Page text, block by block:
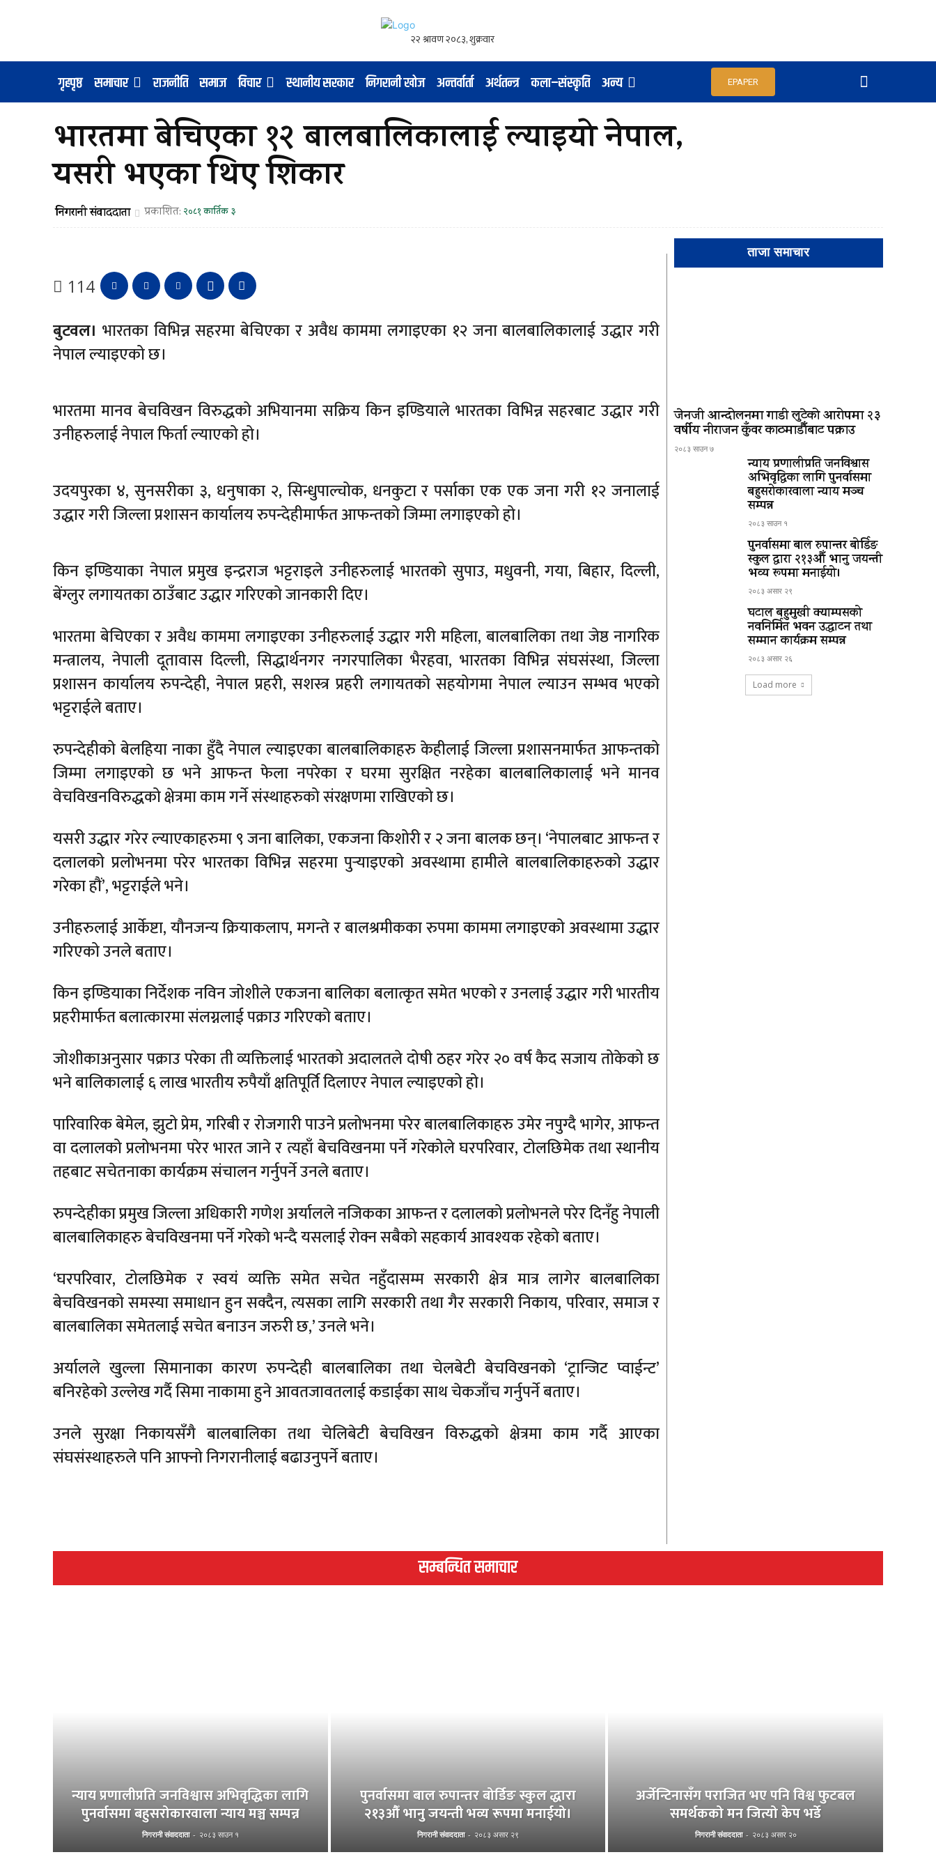
गृहपृष्ठ समाचार राजनीति समाज विचार स्थानीय सरकार निगरानी खोज अन्तर्वार्ता अर्थतन्त्र कला–संस्कृति अन्य EPAPER
भारतमा बेचिएका १२ बालबालिकालाई ल्याइयो नेपाल,
यसरी भएका थिए शिकार
निगरानी संवाददाता प्रकाशित: २०८१ कार्तिक ३
114
बुटवल। भारतका विभिन्न सहरमा बेचिएका र अवैध काममा लगाइएका १२ जना बालबालिकालाई उद्धार गरी
नेपाल ल्याइएको छ।
भारतमा मानव बेचविखन विरुद्धको अभियानमा सक्रिय किन इण्डियाले भारतका विभिन्न सहरबाट उद्धार गरी
उनीहरुलाई नेपाल फिर्ता ल्याएको हो।
उदयपुरका ४, सुनसरीका ३, धनुषाका २, सिन्धुपाल्चोक, धनकुटा र पर्साका एक एक जना गरी १२ जनालाई
उद्धार गरी जिल्ला प्रशासन कार्यालय रुपन्देहीमार्फत आफन्तको जिम्मा लगाइएको हो।
किन इण्डियाका नेपाल प्रमुख इन्द्रराज भट्टराइले उनीहरुलाई भारतको सुपाउ, मधुवनी, गया, बिहार, दिल्ली,
बेंग्लुर लगायतका ठाउँबाट उद्धार गरिएको जानकारी दिए।
भारतमा बेचिएका र अवैध काममा लगाइएका उनीहरुलाई उद्धार गरी महिला, बालबालिका तथा जेष्ठ नागरिक
मन्त्रालय, नेपाली दूतावास दिल्ली, सिद्धार्थनगर नगरपालिका भैरहवा, भारतका विभिन्न संघसंस्था, जिल्ला
प्रशासन कार्यालय रुपन्देही, नेपाल प्रहरी, सशस्त्र प्रहरी लगायतको सहयोगमा नेपाल ल्याउन सम्भव भएको
भट्टराईले बताए।
रुपन्देहीको बेलहिया नाका हुँदै नेपाल ल्याइएका बालबालिकाहरु केहीलाई जिल्ला प्रशासनमार्फत आफन्तको
जिम्मा लगाइएको छ भने आफन्त फेला नपरेका र घरमा सुरक्षित नरहेका बालबालिकालाई भने मानव
वेचविखनविरुद्धको क्षेत्रमा काम गर्ने संस्थाहरुको संरक्षणमा राखिएको छ।
यसरी उद्धार गरेर ल्याएकाहरुमा ९ जना बालिका, एकजना किशोरी र २ जना बालक छन्। ‘नेपालबाट आफन्त र
दलालको प्रलोभनमा परेर भारतका विभिन्न सहरमा पुर्‍याइएको अवस्थामा हामीले बालबालिकाहरुको उद्धार
गरेका हौं’, भट्टराईले भने।
उनीहरुलाई आर्केष्टा, यौनजन्य क्रियाकलाप, मगन्ते र बालश्रमीकका रुपमा काममा लगाइएको अवस्थामा उद्धार
गरिएको उनले बताए।
किन इण्डियाका निर्देशक नविन जोशीले एकजना बालिका बलात्कृत समेत भएको र उनलाई उद्धार गरी भारतीय
प्रहरीमार्फत बलात्कारमा संलग्नलाई पक्राउ गरिएको बताए।
जोशीकाअनुसार पक्राउ परेका ती व्यक्तिलाई भारतको अदालतले दोषी ठहर गरेर २० वर्ष कैद सजाय तोकेको छ
भने बालिकालाई ६ लाख भारतीय रुपैयाँ क्षतिपूर्ति दिलाएर नेपाल ल्याइएको हो।
पारिवारिक बेमेल, झुटो प्रेम, गरिबी र रोजगारी पाउने प्रलोभनमा परेर बालबालिकाहरु उमेर नपुग्दै भागेर, आफन्त
वा दलालको प्रलोभनमा परेर भारत जाने र त्यहाँ बेचविखनमा पर्ने गरेकोले घरपरिवार, टोलछिमेक तथा स्थानीय
तहबाट सचेतनाका कार्यक्रम संचालन गर्नुपर्ने उनले बताए।
रुपन्देहीका प्रमुख जिल्ला अधिकारी गणेश अर्यालले नजिकका आफन्त र दलालको प्रलोभनले परेर दिनँहु नेपाली
बालबालिकाहरु बेचविखनमा पर्ने गरेको भन्दै यसलाई रोक्न सबैको सहकार्य आवश्यक रहेको बताए।
‘घरपरिवार, टोलछिमेक र स्वयं व्यक्ति समेत सचेत नहुँदासम्म सरकारी क्षेत्र मात्र लागेर बालबालिका
बेचविखनको समस्या समाधान हुन सक्दैन, त्यसका लागि सरकारी तथा गैर सरकारी निकाय, परिवार, समाज र
बालबालिका समेतलाई सचेत बनाउन जरुरी छ,’ उनले भने।
अर्यालले खुल्ला सिमानाका कारण रुपन्देही बालबालिका तथा चेलबेटी बेचविखनको ‘ट्रान्जिट प्वाईन्ट’
बनिरहेको उल्लेख गर्दै सिमा नाकामा हुने आवतजावतलाई कडाईका साथ चेकजाँच गर्नुपर्ने बताए।
उनले सुरक्षा निकायसँगै बालबालिका तथा चेलिबेटी बेचविखन विरुद्धको क्षेत्रमा काम गर्दै आएका
संघसंस्थाहरुले पनि आफ्नो निगरानीलाई बढाउनुपर्ने बताए।
ताजा समाचार
जेनजी आन्दोलनमा गाडी लुटेको आरोपमा २३
वर्षीय नीराजन कुँवर काठमाडौँबाट पक्राउ
२०८३ साउन ७
न्याय प्रणालीप्रति जनविश्वास
अभिवृद्धिका लागि पुनर्वासमा
बहुसरोकारवाला न्याय मञ्च
सम्पन्न
२०८३ साउन १
पुनर्वासमा बाल रुपान्तर बोर्डिङ
स्कुल द्धारा २१३औँ भानु जयन्ती
भव्य रूपमा मनाईयो।
२०८३ असार २९
घटाल बहुमुखी क्याम्पसको
नवनिर्मित भवन उद्घाटन तथा
सम्मान कार्यक्रम सम्पन्न
२०८३ असार २६
Load more
सम्बन्धित समाचार
न्याय प्रणालीप्रति जनविश्वास अभिवृद्धिका लागि
पुनर्वासमा बहुसरोकारवाला न्याय मञ्च सम्पन्न
निगरानी संवाददाता - २०८३ साउन १
पुनर्वासमा बाल रुपान्तर बोर्डिङ स्कुल द्धारा
२१३औँ भानु जयन्ती भव्य रूपमा मनाईयो।
निगरानी संवाददाता - २०८३ असार २९
अर्जेन्टिनासँग पराजित भए पनि विश्व फुटबल
समर्थकको मन जित्यो केप भर्डे
निगरानी संवाददाता - २०८३ असार २०